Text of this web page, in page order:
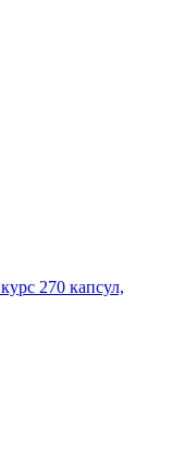
270 капсул,